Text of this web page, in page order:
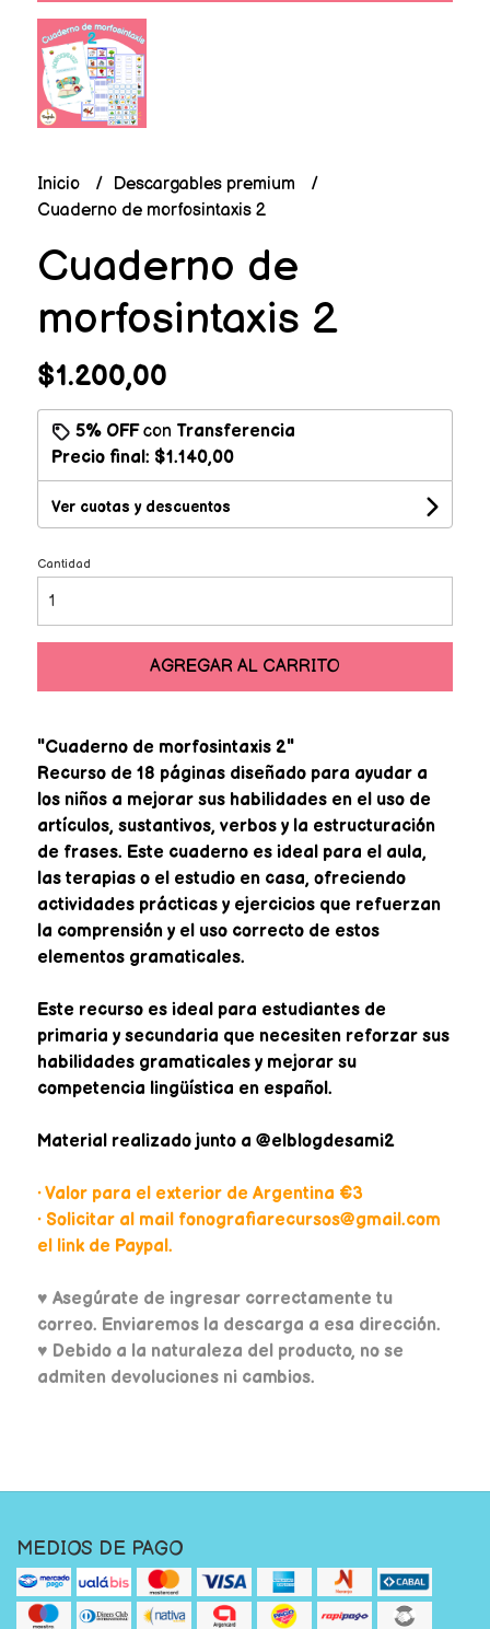
Inicio
Descargables premium
Cuaderno de morfosintaxis 2
Cuaderno de
morfosintaxis 2
$1.200,00
5% OFFcon Transferencia
Precio final: $1.140,00
Ver cuotas y descuentos
Cantidad
AGREGAR AL CARRITO
"Cuaderno de morfosintaxis 2"
Recurso de 18 páginas diseñado para ayudar a
los niños a mejorar sus habilidades en el uso de
artículos, sustantivos, verbos y la estructuración
de frases. Este cuaderno es ideal para el aula,
las terapias o el estudio en casa, ofreciendo
actividades prácticas y ejercicios que refuerzan
la comprensión y el uso correcto de estos
elementos gramaticales.
Este recurso es ideal para estudiantes de
primaria y secundaria que necesiten reforzar sus
habilidades gramaticales y mejorar su
competencia lingüística en español.
Material realizado junto a @elblogdesami2
• Valor para el exterior de Argentina €3
• Solicitar al mail fonografiarecursos@gmail.com
el link de Paypal.
♥ Asegúrate de ingresar correctamente tu
correo. Enviaremos la descarga a esa dirección.
♥ Debido a la naturaleza del producto, no se
admiten devoluciones ni cambios.
MEDIOS DE PAGO